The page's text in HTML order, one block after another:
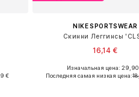
€
NIKE SPORTSWEAR
Скинни Леггинсы
16,14 €
Доступные размеры: XS, S,
Изначальная цена:
Последняя самая низкая цена: